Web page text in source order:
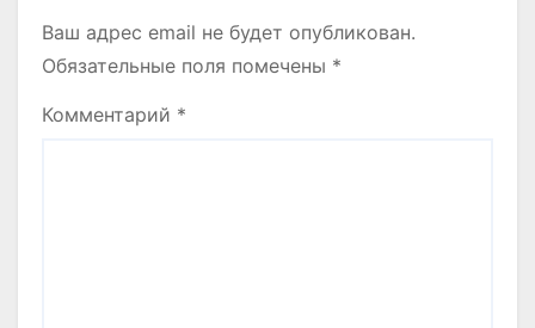
Ваш адрес email не будет опубликован.
Обязательные поля помечены *
Комментарий *